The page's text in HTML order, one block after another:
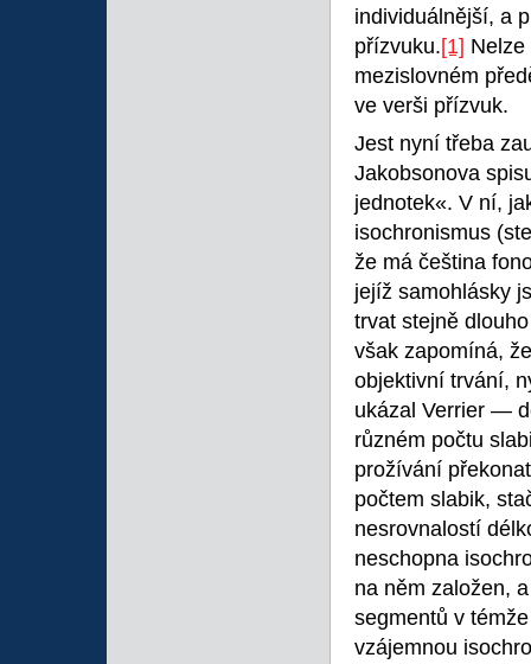
individuálnější, a
přízvuku.[1]
mezislovném
ve verši přízvuk.
Jest nyní třeba
Jakobsonova
jednotek«. V ní,
isochronismus
že má čeština
jejíž samohlásky
trvat stejně
však zapomíná,
objektivní trvání,
ukázal Verrier —
různém počtu
prožívání
počtem slabik,
nesrovnalostí
neschopna
na něm založen,
segmentů v
vzájemnou